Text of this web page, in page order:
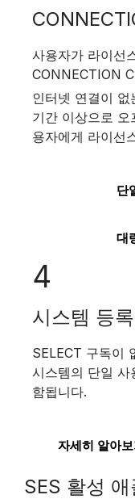
사용자가 라이선
CONNECTION
인터넷 연결이
기간 이상으로
용자에게 라이선
단
대
4
시스템 등
SELECT 구독이
시스템의 단일 사
함됩니다.
자세히 알아보
SES 활성